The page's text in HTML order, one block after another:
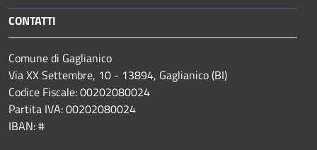
CONTATTI
Comune di Gaglianico
Via XX Settembre, 10 - 13894, Gaglianico (BI)
Codice Fiscale: 00202080024
Partita IVA: 00202080024
IBAN: #